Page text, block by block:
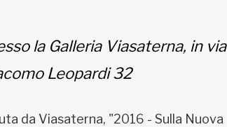
la Galleria Viasaterna, in via
Leopardi 32
da Viasaterna, "2016 - Sulla Nuova